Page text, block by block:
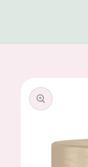
product
information